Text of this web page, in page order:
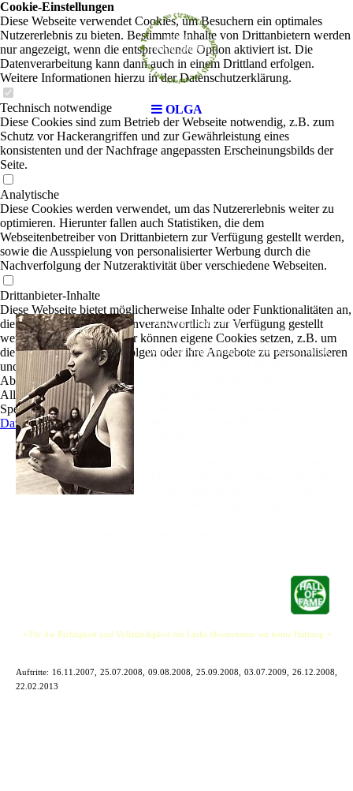
OLGA
OLGA |Rock-Pop
Olga ist eine ausgebildete Musikerin aus Sibirien,
+ Für die Richtigkeit und Vollständigkeit der Links übernehmen wir keine Haftung +
Auftritte: 16.11.2007, 25.07.2008, 09.08.2008, 25.09.2008, 03.07.2009, 26.12.2008,
22.02.2013
Cookie-Einstellungen
Diese Webseite verwendet Cookies, um Besuchern ein optimales
Nutzererlebnis zu bieten. Bestimmte Inhalte von Drittanbietern werden
nur angezeigt, wenn die entsprechende Option aktiviert ist. Die
Datenverarbeitung kann dann auch in einem Drittland erfolgen.
Weitere Informationen hierzu in der Datenschutzerklärung.
Technisch notwendige
Diese Cookies sind zum Betrieb der Webseite notwendig, z.B. zum
Schutz vor Hackerangriffen und zur Gewährleistung eines
konsistenten und der Nachfrage angepassten Erscheinungsbilds der
Seite.
Analytische
Diese Cookies werden verwendet, um das Nutzererlebnis weiter zu
optimieren. Hierunter fallen auch Statistiken, die dem
Webseitenbetreiber von Drittanbietern zur Verfügung gestellt werden,
sowie die Ausspielung von personalisierter Werbung durch die
Nachverfolgung der Nutzeraktivität über verschiedene Webseiten.
Drittanbieter-Inhalte
Diese Webseite bietet möglicherweise Inhalte oder Funktionalitäten an,
die von Drittanbietern eigenverantwortlich zur Verfügung gestellt
werden. Diese Drittanbieter können eigene Cookies setzen, z.B. um
die Nutzeraktivität zu verfolgen oder ihre Angebote zu personalisieren
und zu optimieren.
Ablehnen
Alle akzeptieren
Speichern
Datenschutz